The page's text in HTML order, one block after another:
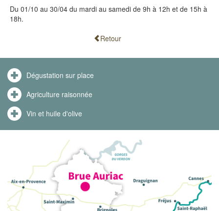
Du 01/10 au 30/04 du mardi au samedi de 9h à 12h et de 15h à
18h.
Retour
Dégustation sur place
Agriculture raisonnée
Vin et huile d'olive